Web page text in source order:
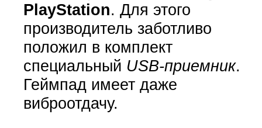
PlayStation. Для этого
производитель заботливо
положил в комплект
специальный USB-приемник.
Геймпад имеет даже
виброотдачу.